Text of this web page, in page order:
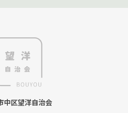
中区望洋自治会